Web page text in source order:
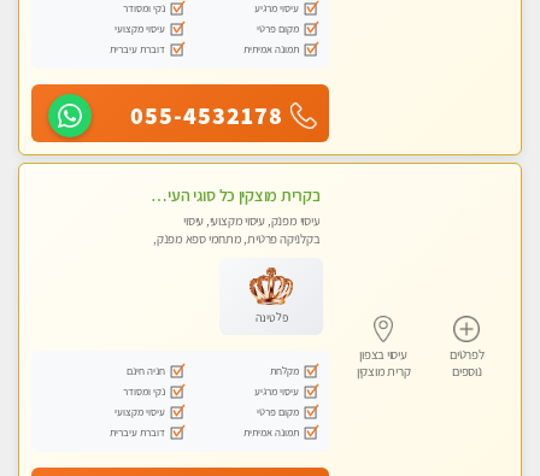
עיסוי מרגיע
נקי ומסודר
מקום פרטי
עיסוי מקצועי
תמונה אמיתית
דוברת עיברית
055-4532178
לפרטים
נוספים
עיסוי בצפון
קרית מוצקין
בקרית מוצקין כל סוגי העיסויים מעסה מקצועית ואיכותית פרטי!!!
עיסוי מפנק, עיסוי מקצועי, עיסוי
בקלניקה פרטית, מתחמי ספא מפנק,
פלטינה
מקלחת
חניה חינם
עיסוי מרגיע
נקי ומסודר
מקום פרטי
עיסוי מקצועי
תמונה אמיתית
דוברת עיברית